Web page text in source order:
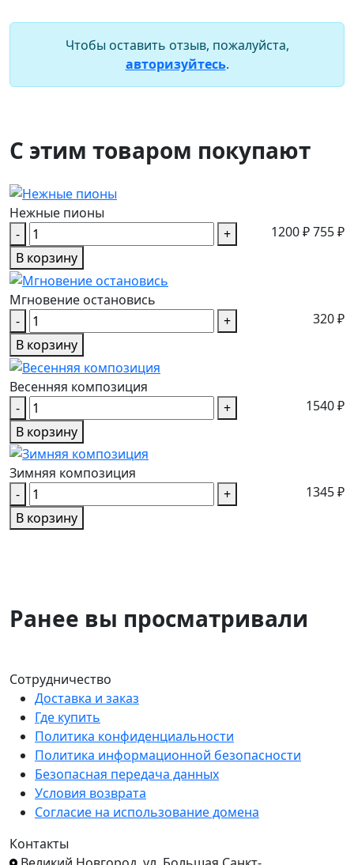
Чтобы оставить отзыв, пожалуйста,
авторизуйтесь.
С этим товаром покупают
Нежные пионы
-
+ 1200 ₽755 ₽
В корзину
Мгновение остановись
-
+
320 ₽
В корзину
Весенняя композиция
-
+
1540 ₽
В корзину
Зимняя композиция
-
+
1345 ₽
В корзину
Ранее вы просматривали
Сотрудничество
Доставка и заказ
Где купить
Политика конфиденциальности
Политика информационной безопасности
Безопасная передача данных
Условия возврата
Согласие на использование домена
Контакты